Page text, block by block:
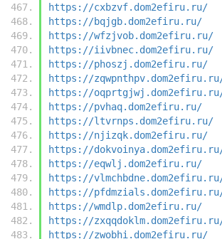
https://cxbzvf.dom2efiru.ru/
https://bqjgb.dom2efiru.ru/
https://wfzjvob.dom2efiru.ru/
https://iivbnec.dom2efiru.ru/
https://phoszj.dom2efiru.ru/
https://
https://
https://pvhaq.dom2efiru.ru/
https://ltvrnps.dom2efiru.ru/
https://njizqk.dom2efiru.ru/
https://
https://eqwlj.dom2efiru.ru/
https://
https://
https://wmdlp.dom2efiru.ru/
https://
https://zwobhi.dom2efiru.ru/